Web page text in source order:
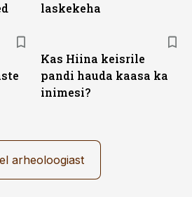
laskekeha
Kas Hiina keisrile
pandi hauda kaasa ka
inimesi?
arheoloogiast